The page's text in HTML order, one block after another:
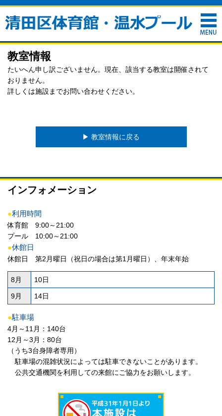
教室情報
たいへん申し訳ございません。現在、該当する教室は開催されて
おりません。
詳しくは施設までお問い合わせください。
▶︎ 教室情報に戻る
インフォメーション
●利用時間
体育館 9:00～21:00
プール 10:00～21:00
●休館日
休館日 第2月曜日（祝日の場合は第1月曜日）、年末年始
8月 10日
9月 14日
●駐車場
4月～11月：140台
12月～3月：80台
（うち3台身障者専用）
駐車場の混雑状況によっては駐車できないことがあります。
公共交通機関を利用しての来館にご協力をお願いします。